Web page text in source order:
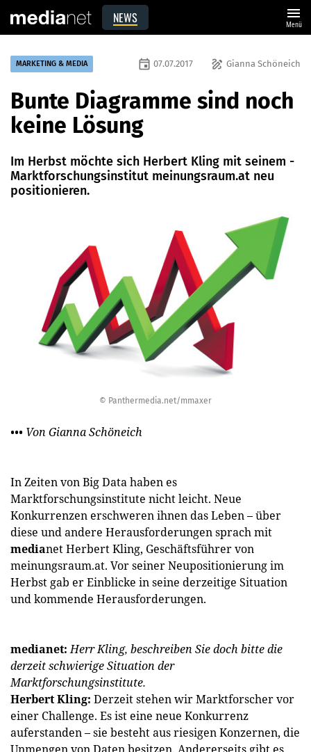
NEWS menu
Menü
© Panthermedia.net/mmaxer
MARKETING & MEDIA draw Gianna Schöneich
event 07.07.2017
Bunte Diagramme sind noch
keine Lösung
Im Herbst möchte sich Herbert Kling mit seinem ­
Marktforschungsinstitut meinungsraum.at neu
positionieren.
••• Von Gianna Schöneich
In Zeiten von Big Data haben es
Marktforschungsinstitute nicht leicht. Neue
Konkurrenzen erschweren ihnen das Leben – über
diese und andere Herausforderungen sprach mit
medianet Herbert Kling, Geschäftsführer von
meinungsraum.at. Vor seiner Neupositionierung im
Herbst gab er Einblicke in seine derzeitige Situation
und kommende Herausforderungen.
medianet:Herr Kling, beschreiben Sie doch bitte die
derzeit schwierige Situation der
Marktforschungsinstitute.
Herbert Kling: Derzeit stehen wir Marktforscher vor
einer Challenge. Es ist eine neue Konkurrenz
auferstanden – sie besteht aus riesigen Konzernen, die
Unmengen von Daten besitzen. Andererseits gibt es